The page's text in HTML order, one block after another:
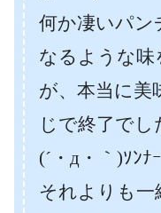
何か凄いパン
なるような味
が、本当に美
じで終了でし
(´・д・｀)ｿﾝﾅｰ
それよりも一